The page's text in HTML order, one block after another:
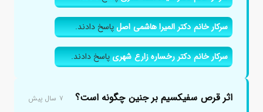
سرکار خانم دکتر المیرا هاشمی اصلپاسخ دادند.
سرکار خانم دکتر رخساره زارع شهریپاسخ دادند.
اثر قرص سفیکسیم بر جنین چگونه است؟ ۷ سال پیش